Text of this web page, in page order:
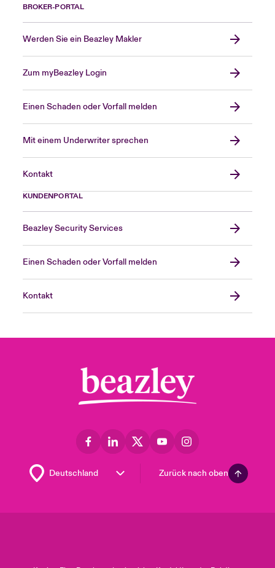
BROKER-PORTAL
Werden Sie ein Beazley Makler
Zum myBeazley Login
Einen Schaden oder Vorfall melden
Mit einem Underwriter sprechen
Kontakt
KUNDENPORTAL
Beazley Security Services
Einen Schaden oder Vorfall melden
Kontakt
Zurück nach oben